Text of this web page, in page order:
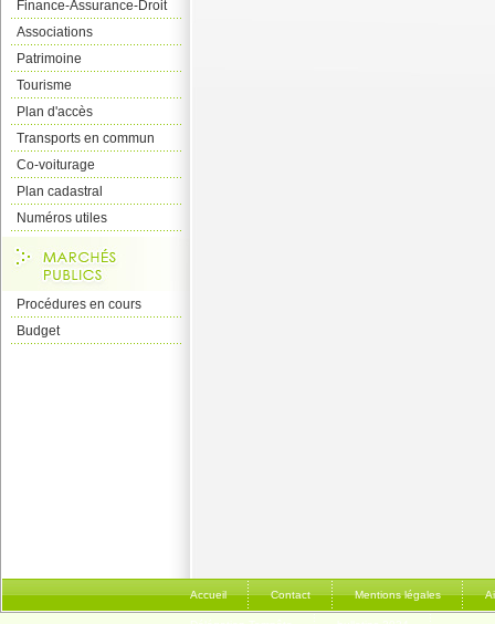
Finance-Assurance-Droit
Associations
Patrimoine
Tourisme
Plan d'accès
Transports en commun
Co-voiturage
Plan cadastral
Numéros utiles
Procédures en cours
Budget
Accueil Contact Mentions légales